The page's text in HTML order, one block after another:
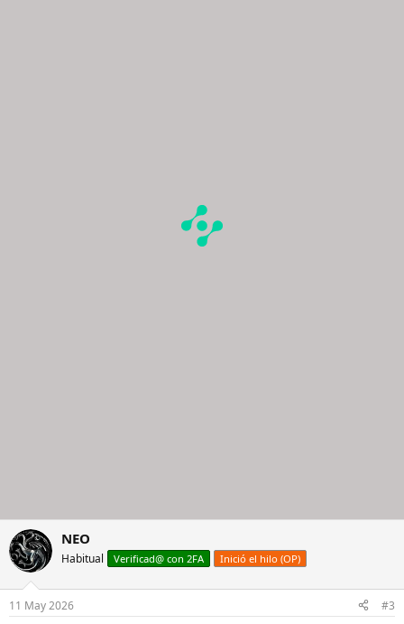
NEO
Habitual Verificad@ con 2FA Inició el hilo (OP)
11 May 2026 #3